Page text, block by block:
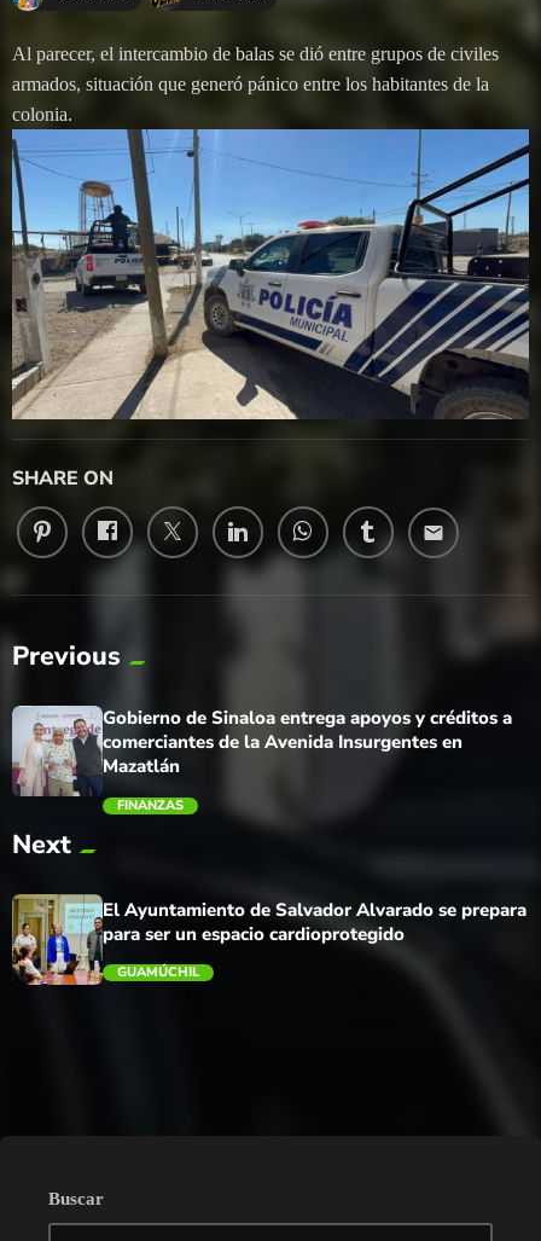
Al parecer, el intercambio de balas se dió entre grupos de civiles
armados, situación que generó pánico entre los habitantes de la
colonia.
SHARE ON
email
Previous
Gobierno de Sinaloa entrega apoyos y créditos a
comerciantes de la Avenida Insurgentes en
Mazatlán
FINANZAS
Next
El Ayuntamiento de Salvador Alvarado se prepara
para ser un espacio cardioprotegido
GUAMÚCHIL
Buscar